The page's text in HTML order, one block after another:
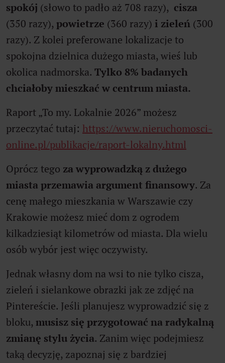
spokój (słowo to padło aż 708 razy), cisza
(350 razy), powietrze (360 razy) i zieleń (300
razy). Z kolei preferowane lokalizacje to
spokojna dzielnica dużego miasta, wieś lub
okolica nadmorska. Tylko 8% badanych
chciałoby mieszkać w centrum miasta.
Raport „To my. Lokalnie 2026” możesz
przeczytać tutaj: https://www.nieruchomosci-
online.pl/publikacje/raport-lokalny.html
Oprócz tego za wyprowadzką z dużego
miasta przemawia argument finansowy. Za
cenę małego mieszkania w Warszawie czy
Krakowie możesz mieć dom z ogrodem
kilkadziesiąt kilometrów od miasta. Dla wielu
osób wybór jest więc oczywisty.
Jednak własny dom na wsi to nie tylko cisza,
zieleń i sielankowe obrazki jak ze zdjęć na
Pintereście. Jeśli planujesz wyprowadzić się z
bloku, musisz się przygotować na radykalną
zmianę stylu życia. Zanim więc podejmiesz
taką decyzję, zapoznaj się z bardziej